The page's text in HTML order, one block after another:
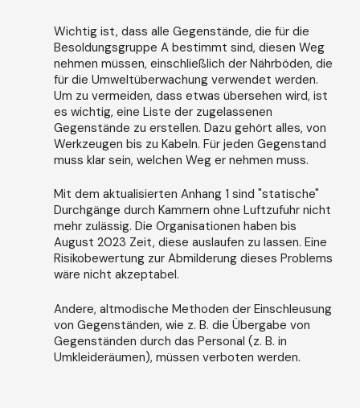
Wichtig ist, dass alle Gegenstände, die für die
Besoldungsgruppe A bestimmt sind, diesen Weg
nehmen müssen, einschließlich der Nährböden, die
für die Umweltüberwachung verwendet werden.
Um zu vermeiden, dass etwas übersehen wird, ist
es wichtig, eine Liste der zugelassenen
Gegenstände zu erstellen. Dazu gehört alles, von
Werkzeugen bis zu Kabeln. Für jeden Gegenstand
muss klar sein, welchen Weg er nehmen muss.
Mit dem aktualisierten Anhang 1 sind "statische"
Durchgänge durch Kammern ohne Luftzufuhr nicht
mehr zulässig. Die Organisationen haben bis
August 2023 Zeit, diese auslaufen zu lassen. Eine
Risikobewertung zur Abmilderung dieses Problems
wäre nicht akzeptabel.
Andere, altmodische Methoden der Einschleusung
von Gegenständen, wie z. B. die Übergabe von
Gegenständen durch das Personal (z. B. in
Umkleideräumen), müssen verboten werden.